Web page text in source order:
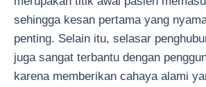
sehingga kesan pertama yang
penting. Selain itu, selasar
juga sangat terbantu dengan
karena memberikan cahaya alami